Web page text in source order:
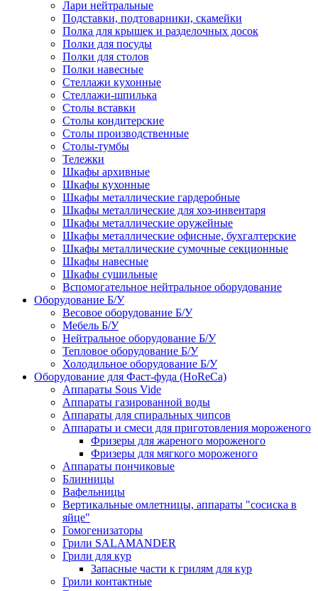
Лари нейтральные
Подставки, подтоварники, скамейки
Полка для крышек и разделочных досок
Полки для посуды
Полки для столов
Полки навесные
Стеллажи кухонные
Стеллажи-шпилька
Столы вставки
Столы кондитерские
Столы производственные
Столы-тумбы
Тележки
Шкафы архивные
Шкафы кухонные
Шкафы металлические гардеробные
Шкафы металлические для хоз-инвентаря
Шкафы металлические оружейные
Шкафы металлические офисные, бухгалтерские
Шкафы металлические сумочные секционные
Шкафы навесные
Шкафы сушильные
Вспомогательное нейтральное оборудование
Оборудование Б/У
Весовое оборудование Б/У
Мебель Б/У
Нейтральное оборудование Б/У
Тепловое оборудование Б/У
Холодильное оборудование Б/У
Оборудование для Фаст-фуда (HoReCa)
Аппараты Sous Vide
Аппараты газированной воды
Аппараты для спиральных чипсов
Аппараты и смеси для приготовления мороженого
Фризеры для жареного мороженого
Фризеры для мягкого мороженого
Аппараты пончиковые
Блинницы
Вафельницы
Вертикальные омлетницы, аппараты "сосиска в
яйце"
Гомогенизаторы
Грили SALAMANDER
Грили для кур
Запасные части к грилям для кур
Грили контактные